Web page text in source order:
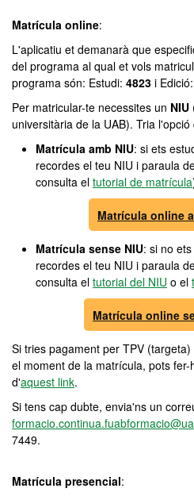
Matrícula online:
L'aplicatiu et demanarà que
del programa al qual et vols
programa són: Estudi: 4823 i Edició:
Per matricular-te necessites un NIU
universitària de la UAB). Tria
Matrícula amb NIU: si ets
recordes el teu NIU i paraula
consulta el tutorial de matrícula
Matrícula online
Matrícula sense NIU: si no
recordes el teu NIU i paraula
consulta el tutorial del NIU o el
Matrícula online
Si tries pagament per TPV
el moment de la matrícula, pots
d'aquest link.
Si tens cap dubte, envia'ns un
7449.
Matrícula presencial: